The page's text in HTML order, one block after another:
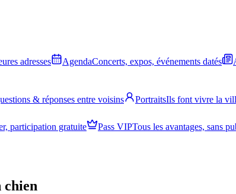
adresses AgendaConcerts, expos, événements datés
& réponses entre voisins PortraitsIls font vivre la
participation gratuite Pass VIPTous les avantages, sans
chien